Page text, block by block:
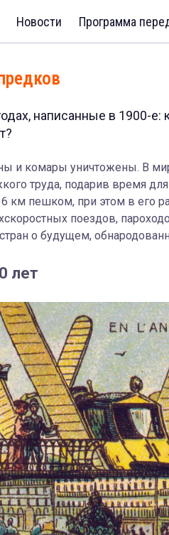
Новости Программа
написанные в 1900-
и комары уничтожены. В
труда, подарив время
км пешком, при этом в его
поездов,
о будущем,
лет